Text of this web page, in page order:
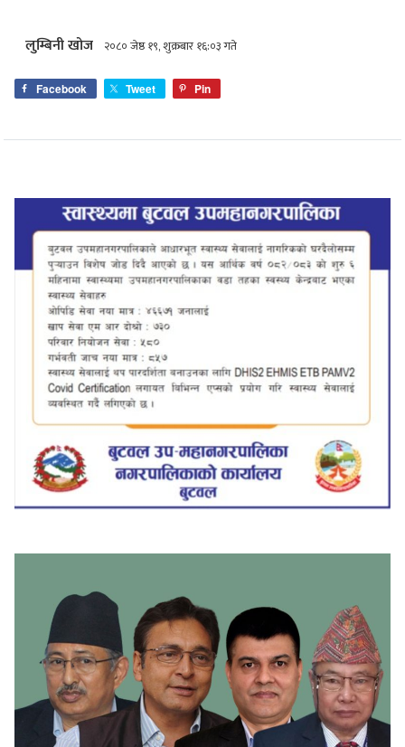
लुम्बिनी खोज २०८० जेष्ठ १९, शुक्रबार १६:०३ गते
Facebook Tweet Pin